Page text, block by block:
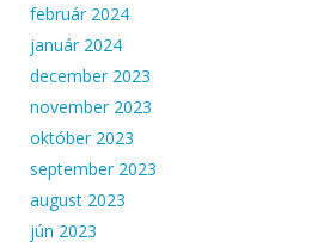
február 2024
január 2024
december 2023
november 2023
október 2023
september 2023
august 2023
jún 2023